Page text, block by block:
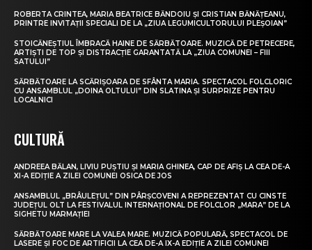
ROBERTA CRINTEA, MARIA BEATRICE BĂNDOIU ȘI CRISTIAN BĂNĂȚEANU,
PRINTRE INVITAȚII SPECIALI DE LA „ZIUA LEGUMICULTORULUI PLEȘOIAN”
STOICĂNEȘTIUL ÎMBRACĂ HAINE DE SĂRBĂTOARE. MUZICĂ DE PETRECERE,
ARTIȘTI DE TOP ȘI DISTRACȚIE GARANTATĂ LA „ZIUA COMUNEI – FIII
SATULUI”
SĂRBĂTOARE LA SCĂRIȘOARA DE SFÂNTA MARIA. SPECTACOL FOLCLORIC
CU ANSAMBLUL „DOINA OLTULUI” DIN SLATINA ȘI SURPRIZE PENTRU
LOCALNICI
CULTURĂ
ANDREEA BĂLAN, LIVIU PUȘTIU ȘI MARIA GHINEA, CAP DE AFIȘ LA CEA DE-A
XI-A EDIȚIE A ZILEI COMUNEI OSICA DE JOS
ANSAMBLUL „BRÂULEȚUL” DIN PÂRȘCOVENI A REPREZENTAT CU CINSTE
JUDEȚUL OLT LA FESTIVALUL INTERNAȚIONAL DE FOLCLOR „MARA” DE LA
SIGHETU MARMAȚIEI
SĂRBĂTOARE MARE LA VALEA MARE. MUZICĂ POPULARĂ, SPECTACOL DE
LASERE ȘI FOC DE ARTIFICII LA CEA DE-A IX-A EDIȚIE A ZILEI COMUNEI